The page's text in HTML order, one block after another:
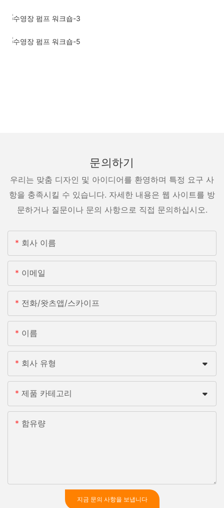
문의하기
우리는 맞춤 디자인 및 아이디어를 환영하며 특정 요구 사
항을 충족시킬 수 있습니다. 자세한 내용은 웹 사이트를 방
문하거나 질문이나 문의 사항으로 직접 문의하십시오.
회사 이름
이메일
전화/왓츠앱/스카이프
이름
회사 유형
제품 카테고리
함유량
지금 문의 사항을 보냅니다